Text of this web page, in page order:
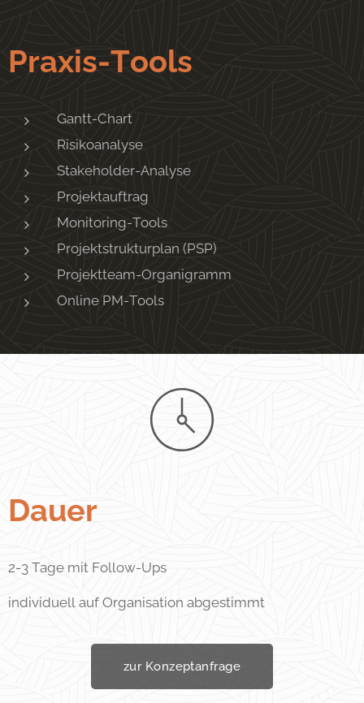
Praxis-Tools
Gantt-Chart
Risikoanalyse
Stakeholder-Analyse
Projektauftrag
Monitoring-Tools
Projektstrukturplan (PSP)
Projektteam-Organigramm
Online PM-Tools
Dauer
2-3 Tage mit Follow-Ups
individuell auf Organisation abgestimmt
zur Konzeptanfrage